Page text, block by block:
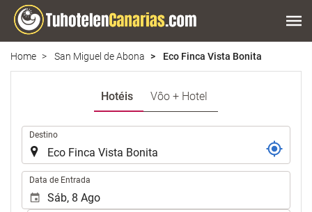
Home San Miguel de Abona Eco Finca Vista Bonita
Hotéis Vôo + Hotel
Destino
Data de Entrada